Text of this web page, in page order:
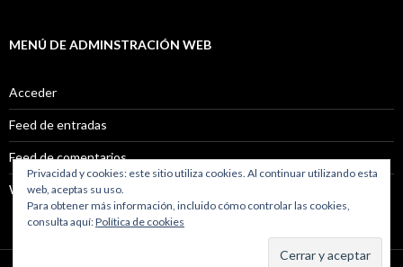
MENÚ DE ADMINSTRACIÓN WEB
Acceder
Feed de entradas
Feed de comentarios
WordPress.org
Privacidad y cookies: este sitio utiliza cookies. Al continuar utilizando esta
web, aceptas su uso.
Para obtener más información, incluido cómo controlar las cookies,
consulta aquí:Política de cookies